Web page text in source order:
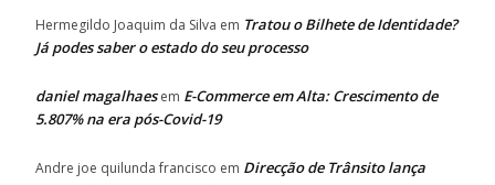
Hermegildo Joaquim da Silva em Tratou o Bilhete de Identidade?
Já podes saber o estado do seu processo
daniel magalhaesem E-Commerce em Alta: Crescimento de
5.807% na era pós-Covid-19
Andre joe quilunda francisco em Direcção de Trânsito lança